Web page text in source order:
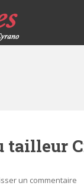
tailleur
un commentaire